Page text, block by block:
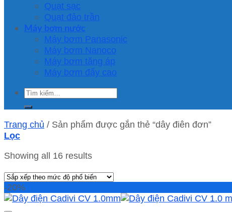
Quạt sạc
Quạt đảo trần
Máy bơm nước
Máy bơm Panasonic
Máy bơm Nanoco
Máy bơm tăng áp
Máy bơm đẩy cao
Tìm
kiếm:
Trang chủ / Sản phẩm được gắn thẻ “dây điên đơn”
Lọc
Showing all 16 results
-20%